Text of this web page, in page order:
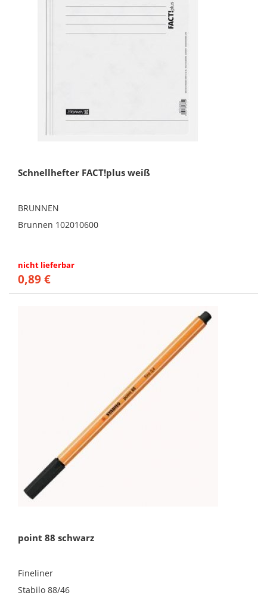
Schnellhefter FACT!plus weiß
BRUNNEN
Brunnen 102010600
nicht lieferbar
0,89 €
point 88 schwarz
Fineliner
Stabilo 88/46